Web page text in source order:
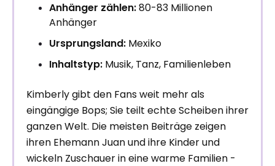
Anhänger zählen:80-83 Millionen
Anhänger
Ursprungsland: Mexiko
Inhaltstyp: Musik, Tanz, Familienleben
Kimberly gibt den Fans weit mehr als
eingängige Bops; Sie teilt echte Scheiben ihrer
ganzen Welt. Die meisten Beiträge zeigen
ihren Ehemann Juan und ihre Kinder und
wickeln Zuschauer in eine warme Familien -